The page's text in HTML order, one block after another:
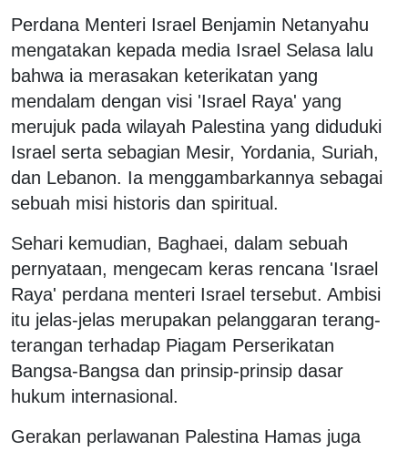
Perdana Menteri Israel Benjamin Netanyahu
mengatakan kepada media Israel Selasa lalu
bahwa ia merasakan keterikatan yang
mendalam dengan visi 'Israel Raya' yang
merujuk pada wilayah Palestina yang diduduki
Israel serta sebagian Mesir, Yordania, Suriah,
dan Lebanon. Ia menggambarkannya sebagai
sebuah misi historis dan spiritual.
Sehari kemudian, Baghaei, dalam sebuah
pernyataan, mengecam keras rencana 'Israel
Raya' perdana menteri Israel tersebut. Ambisi
itu jelas-jelas merupakan pelanggaran terang-
terangan terhadap Piagam Perserikatan
Bangsa-Bangsa dan prinsip-prinsip dasar
hukum internasional.
Gerakan perlawanan Palestina Hamas juga